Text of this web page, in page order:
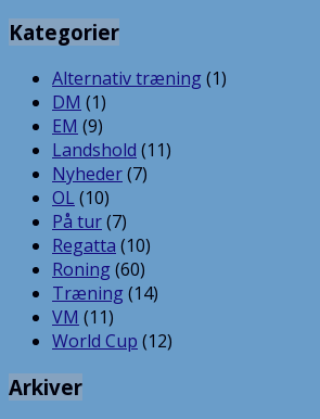
Kategorier
Alternativ træning(1)
DM (1)
EM (9)
Landshold (11)
Nyheder(7)
OL(10)
På tur(7)
Regatta (10)
Roning(60)
Træning(14)
VM (11)
World Cup (12)
Arkiver